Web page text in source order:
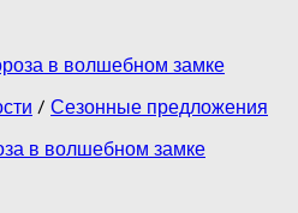
/ Сезонные предложения
в волшебном замке